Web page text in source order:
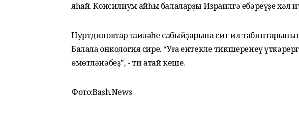
яһай. Консилиум ҡайһы балаларҙы Израилгә ебәреүҙе хәл
Нуртдиновтар ғаиләһе сабыйҙарына сит ил
Балала онкология сире. “Уға ентекле тикшеренеү
өмөтләнәбеҙ”, - ти атай кеше.
Фото:Bash.News